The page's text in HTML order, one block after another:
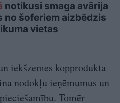
notikusi smaga avārija
no šoferiem aizbēdzis
vietas
iekšzemes kopprodukta
nodokļu ieņēmumus un
Tomēr